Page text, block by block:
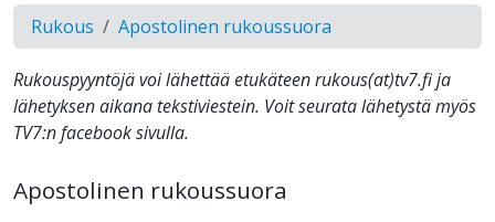
Rukous Apostolinen rukoussuora
Rukouspyyntöjä voi lähettää etukäteen rukous(at)tv7.fi ja
lähetyksen aikana tekstiviestein. Voit seurata lähetystä myös
TV7:n facebook sivulla.
Apostolinen rukoussuora